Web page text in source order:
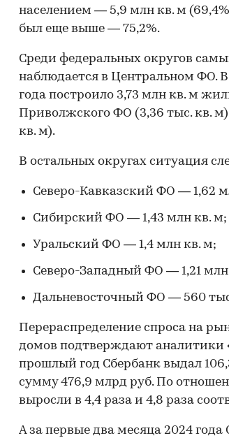
населением — 5,9 млн кв. м
был еще выше — 75,2%.
Среди федеральных округов
наблюдается в Центральном ФО.
года построило 3,73 млн кв. м
Приволжского ФО (3,36 тыс. кв.
кв. м).
В остальных округах ситуация
Северо-Кавказский ФО — 1,62
Сибирский ФО — 1,43 млн кв. м;
Уральский ФО — 1,4 млн кв. м;
Северо-Западный ФО — 1,21
Дальневосточный ФО — 560
Перераспределение спроса на
домов подтверждают аналитики
прошлый год Сбербанк выдал
сумму 476,9 млрд руб. По
выросли в 4,4 раза и 4,8 раза
А за первые два месяца 2024